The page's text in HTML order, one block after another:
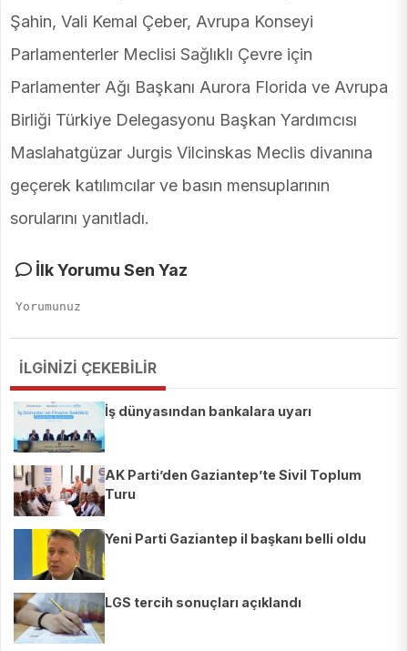
Şahin, Vali Kemal Çeber, Avrupa Konseyi
Parlamenterler Meclisi Sağlıklı Çevre için
Parlamenter Ağı Başkanı Aurora Florida ve Avrupa
Birliği Türkiye Delegasyonu Başkan Yardımcısı
Maslahatgüzar Jurgis Vilcinskas Meclis divanına
geçerek katılımcılar ve basın mensuplarının
sorularını yanıtladı.
İlk Yorumu Sen Yaz
İLGİNİZİ ÇEKEBİLİR
İş dünyasından bankalara uyarı
AK Parti’den Gaziantep’te Sivil Toplum
Turu
Yeni Parti Gaziantep il başkanı belli oldu
LGS tercih sonuçları açıklandı